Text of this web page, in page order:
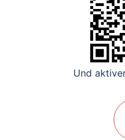
Und